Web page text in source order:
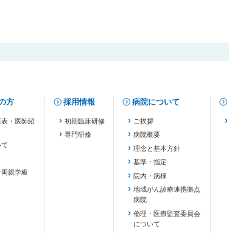
方
・医師紹
親学級
採用情報
初期臨床研修
専門研修
病院について
ご挨拶
病院概要
理念と基本方針
基準・指定
院内・病棟
地域がん診療連携拠点
病院
倫理・医療監査委員会
について